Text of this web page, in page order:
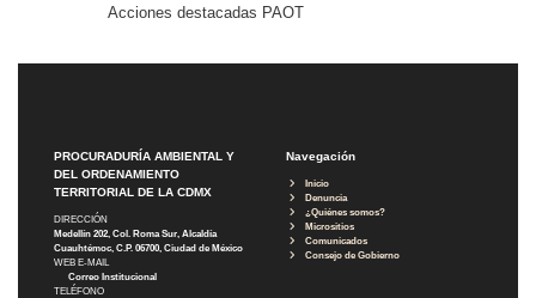
Acciones destacadas PAOT
PROCURADURÍA AMBIENTAL Y
DEL ORDENAMIENTO
TERRITORIAL DE LA CDMX
DIRECCIÓN
Medellín 202, Col. Roma Sur, Alcaldía
Cuauhtémoc, C.P. 06700, Ciudad de México
WEB E-MAIL
Correo Institucional
TELÉFONO
Navegación
Inicio
Denuncia
¿Quiénes somos?
Micrositios
Comunicados
Consejo de Gobierno